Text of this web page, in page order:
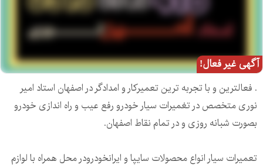
آگهی غیر فعال!
. فعالترین و با تجربه ترین تعمیرکار و امدادگر در اصفهان استاد امیر
نوری متخصص در تغمیرات سیار خودرو رفع عیب و راه اندازی خودرو
بصورت شبانه روزی و در تمام نقاط اصفهان.
تعمیرات سیار انواع محصولات سایپا و ایرانخودرودر محل همراه با لوازم